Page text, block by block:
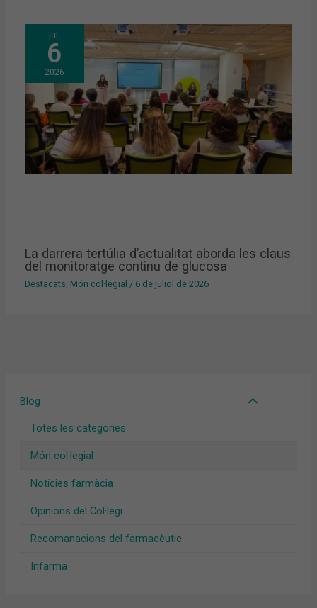
Blog
Totes les categories
Món col·legial
Notícies farmàcia
Opinions del Col·legi
Recomanacions del farmacèutic
Infarma
jul.
6
2026
La darrera tertúlia d’actualitat aborda les claus
del monitoratge continu de glucosa
Destacats, Món col·legial / 6 de juliol de 2026